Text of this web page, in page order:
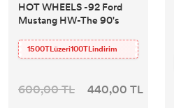
HOT WHEELS -92 Ford
Mustang HW-The 90's
1500TLüzeri100TLindirim
600,00 TL 440,00 TL